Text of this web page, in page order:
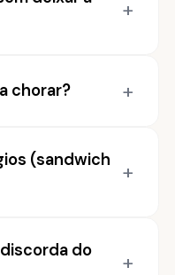
chorar?
(sandwich
do